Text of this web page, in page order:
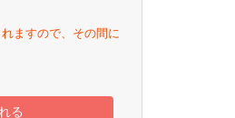
ますので、その間に
る